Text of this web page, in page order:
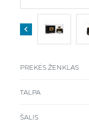

PREKĖS ŽENKLAS
TALPA
ŠALIS